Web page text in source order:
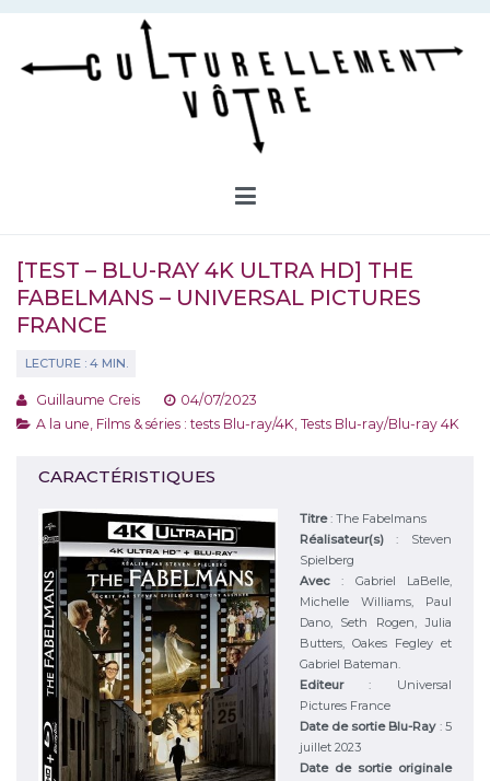
Aller
contenu
[TEST – BLU-RAY 4K ULTRA HD] THE
FABELMANS – UNIVERSAL PICTURES
FRANCE
Guillaume Creis
04/07/2023
A la une Films & séries : tests Blu-ray/4K Tests Blu-ray/Blu-ray 4K
CARACTÉRISTIQUES
Titre: The Fabelmans
Réalisateur(s): Steven
Spielberg
Avec: Gabriel LaBelle,
Michelle Williams, Paul
Dano, Seth Rogen, Julia
Butters, Oakes Fegley et
Gabriel Bateman.
Editeur: Universal
Pictures France
Date de sortie Blu-Ray : 5
juillet 2023
Date de sortie originale